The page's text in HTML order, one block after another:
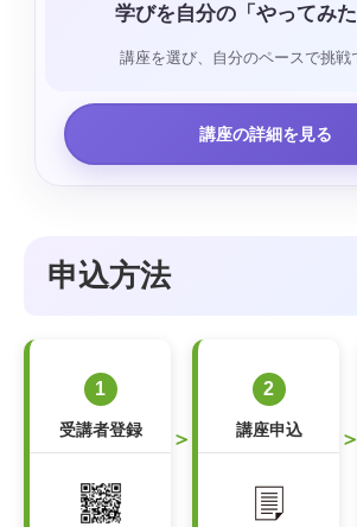
学びを自分の「やってみ
講座を選び、自分のペースで挑戦
講座の詳細を見る
申込方法
1
受講者登録 ＞
2
講座申込 ＞